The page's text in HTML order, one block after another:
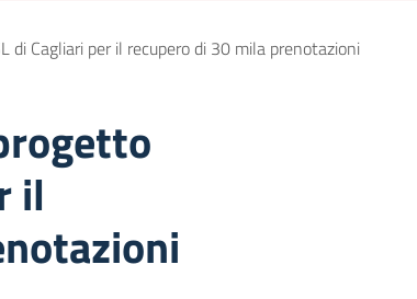
di Cagliari per il recupero di 30 mila prenotazioni
il